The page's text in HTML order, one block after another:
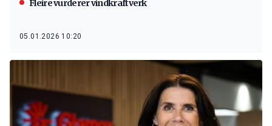
Fleire vurderer vindkraftverk
05.01.2026 10:20